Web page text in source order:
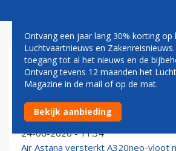
AIR ASTANA
Banden EU en Kazachstan versterkt:
order voor tientallen A320neo’s
24-06-2026 - 11:34
Air Astana versterkt A320neo-vloot
Ontvang een jaar lang 30% korting op
Luchtvaartnieuws en
toegang tot al het nieuws en de
Ontvang tevens 12 maanden het
Magazine in de mail of op de mat.
Bekijk aanbieding